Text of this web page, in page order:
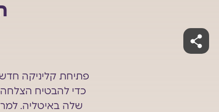
פתיחת קליניקה
כדי להבטיח
שלה באיטליה.